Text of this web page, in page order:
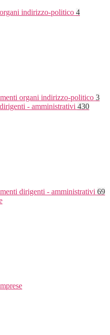
indirizzo-politico 4
organi indirizzo-politico 3
- amministrativi 430
dirigenti - amministrativi 69